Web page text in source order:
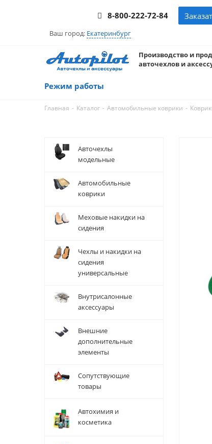
8-800-222-72-84
Ваш город: Екатеринбург
Производство и
авточехлов и
Режим работы
Главная - Каталог - Автомобильные коврики -
Авточехлы
модельные
Автомобильные
коврики
Меховые накидки на
сидения
Чехлы и накидки на
сидения
универсальные
Внутрисалонные
аксессуары
Внешние
дополнительные
элементы
Сопутствующие
товары
Автохимия и
косметика